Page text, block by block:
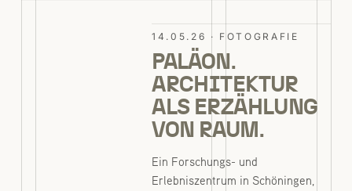
14.05.26 · FOTOGRAFIE
PALÄON.
ARCHITEKTUR
ALS ERZÄHLUNG
VON RAUM.
Ein Forschungs- und
Erlebniszentrum in Schöningen,